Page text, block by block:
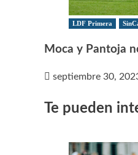
LDF Primera
Moca y Pantoja
septiembre 30,
Te pueden